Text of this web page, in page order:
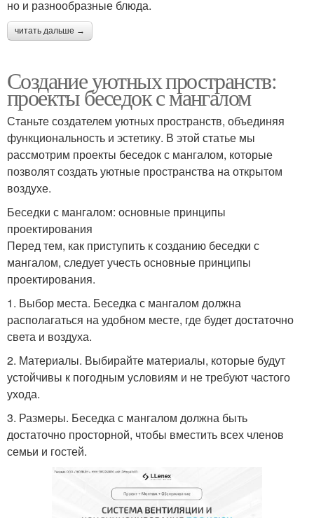
но и разнообразные блюда.
читать дальше →
Создание уютных пространств:
проекты беседок с мангалом
Станьте создателем уютных пространств, объединяя
функциональность и эстетику. В этой статье мы
рассмотрим проекты беседок с мангалом, которые
позволят создать уютные пространства на открытом
воздухе.
Беседки с мангалом: основные принципы
проектирования
Перед тем, как приступить к созданию беседки с
мангалом, следует учесть основные принципы
проектирования.
1. Выбор места. Беседка с мангалом должна
располагаться на удобном месте, где будет достаточно
света и воздуха.
2. Материалы. Выбирайте материалы, которые будут
устойчивы к погодным условиям и не требуют частого
ухода.
3. Размеры. Беседка с мангалом должна быть
достаточно просторной, чтобы вместить всех членов
семьи и гостей.